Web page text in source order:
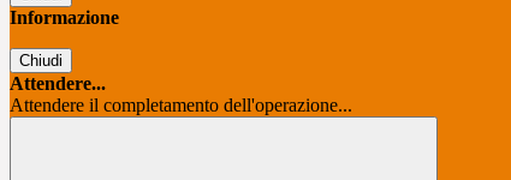
Informazione
Chiudi
Attendere...
Attendere il completamento dell'operazione...